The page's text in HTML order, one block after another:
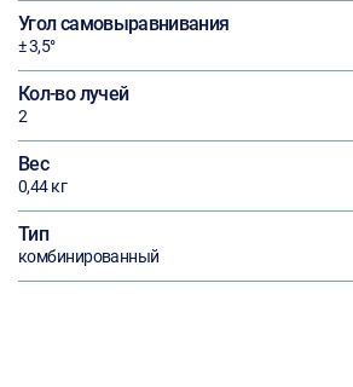
Угол самовыравнивания
± 3,5°
Кол-во лучей
2
Вес
0,44 кг
Тип
комбинированный